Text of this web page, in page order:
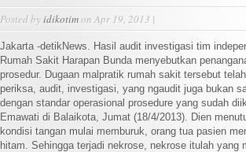
Posted byidikotimon Apr 19, 2013 |
Jakarta -detikNews. Hasil audit investigasi tim
Rumah Sakit Harapan Bunda menyebutkan
prosedur. Dugaan malpratik rumah sakit tersebut
periksa, audit, investigasi, yang ngaudit juga bukan
dengan standar operasional prosedure yang sudah
Emawati di Balaikota, Jumat (18/4/2013). Dien
kondisi tangan mulai memburuk, orang tua pasien
hitam. Sehingga terjadi nekrose, nekrose itulah yang